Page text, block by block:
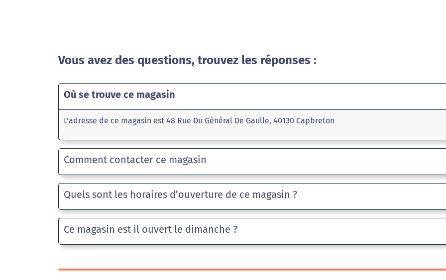
Vous avez des questions, trouvez les réponses :
Où se trouve ce magasin
L'adresse de ce magasin est 48 Rue Du Général De Gaulle, 40130 Capbreton
Comment contacter ce magasin
Quels sont les horaires d’ouverture de ce magasin ?
Ce magasin est il ouvert le dimanche ?